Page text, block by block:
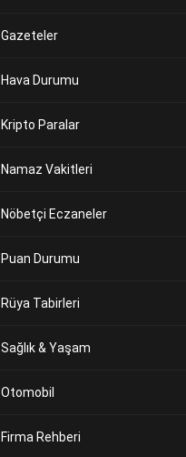
Gazeteler
Hava Durumu
Kripto Paralar
Namaz Vakitleri
Nöbetçi Eczaneler
Puan Durumu
Rüya Tabirleri
Sağlık & Yaşam
Otomobil
Firma Rehberi